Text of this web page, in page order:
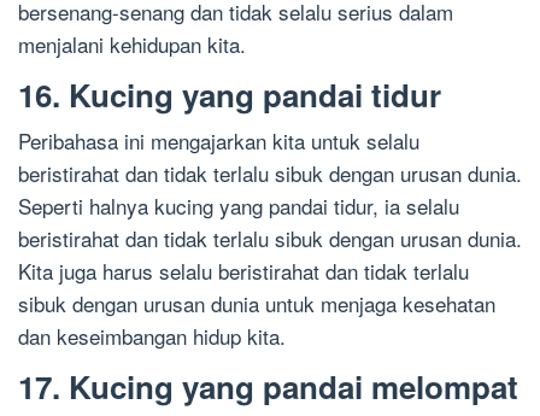
bersenang-senang dan tidak selalu serius dalam
menjalani kehidupan kita.
16. Kucing yang pandai tidur
Peribahasa ini mengajarkan kita untuk selalu
beristirahat dan tidak terlalu sibuk dengan urusan dunia.
Seperti halnya kucing yang pandai tidur, ia selalu
beristirahat dan tidak terlalu sibuk dengan urusan dunia.
Kita juga harus selalu beristirahat dan tidak terlalu
sibuk dengan urusan dunia untuk menjaga kesehatan
dan keseimbangan hidup kita.
17. Kucing yang pandai melompat